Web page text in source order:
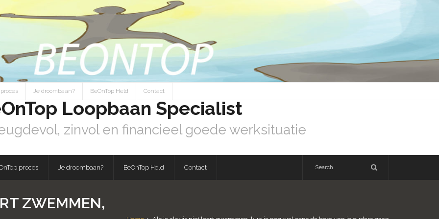
Je droombaan? BeOnTop Held Contact
Loopbaan Specialist
zinvol en financieel goede werksituatie
proces Je droombaan? BeOnTop Held Contact
ZWEMMEN,